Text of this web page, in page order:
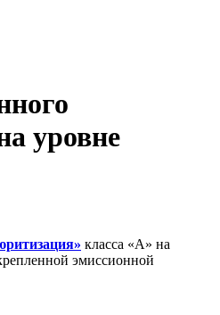
уровне
класса «А» на
эмиссионной